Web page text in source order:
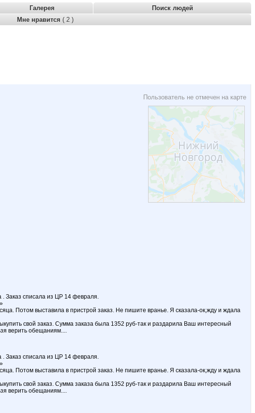
Галерея
Поиск людей
Мне нравится ( 2 )
Пользователь не отмечен на карте
Заказ списала из ЦР 14 февраля.
Потом выставила в пристрой заказ. Не пишите вранье. Я сказала-ок,жду и ждала
свой заказ. Сумма заказа была 1352 руб-так и раздарила Ваш интересный
верить обещаниям....
Заказ списала из ЦР 14 февраля.
Потом выставила в пристрой заказ. Не пишите вранье. Я сказала-ок,жду и ждала
свой заказ. Сумма заказа была 1352 руб-так и раздарила Ваш интересный
верить обещаниям....